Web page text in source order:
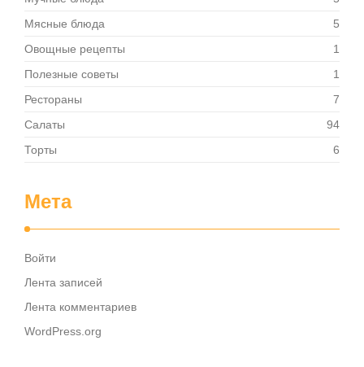
Мясные блюда
5
Овощные рецепты
1
Полезные советы
1
Рестораны
7
Салаты
94
Торты
6
Мета
Войти
Лента записей
Лента комментариев
WordPress.org